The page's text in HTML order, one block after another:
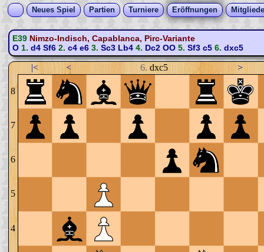
Neues Spiel Partien Turniere Eröffnungen
E39 Nimzo-Indisch, Capablanca, Pirc-Variante
O1. d4 Sf62. c4 e63. Sc3 Lb44. Dc2 OO5. Sf3 c56. dxc5
|< < 6. dxc5 >
8
7
6
5
4